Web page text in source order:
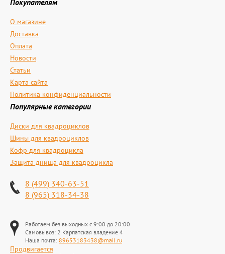
Покупателям
О магазине
Доставка
Оплата
Новости
Статьи
Карта сайта
Политика конфиденциальности
Популярные категории
Диски для квадроциклов
Шины для квадроциклов
Кофр для квадроцикла
Защита днища для квадроцикла
8 (499) 340-63-51
8 (965) 318-34-38
Работаем без выходных с 9:00 до 20:00
Самовывоз: 2 Карпатская владение 4
Наша почта: 89653183438@mail.ru
Продвигается